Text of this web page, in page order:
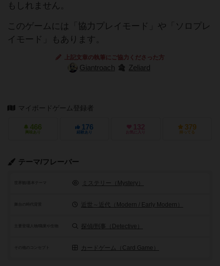
もしれません。
このゲームには「協力プレイモード」や「ソロプレ
イモード」もあります。
上記文章の執筆にご協力くださった方
Giantroach Zeliard
マイボードゲーム登録者
466
興味あり
176
経験あり
132
お気に入り
379
持ってる
テーマ/フレーバー
世界観/基本テーマ ミステリー（Mystery）
舞台の時代背景 近世～近代（Modern / Early Modern）
探偵/刑事（Detective）
その他のコンセプト カードゲーム（Card Game）